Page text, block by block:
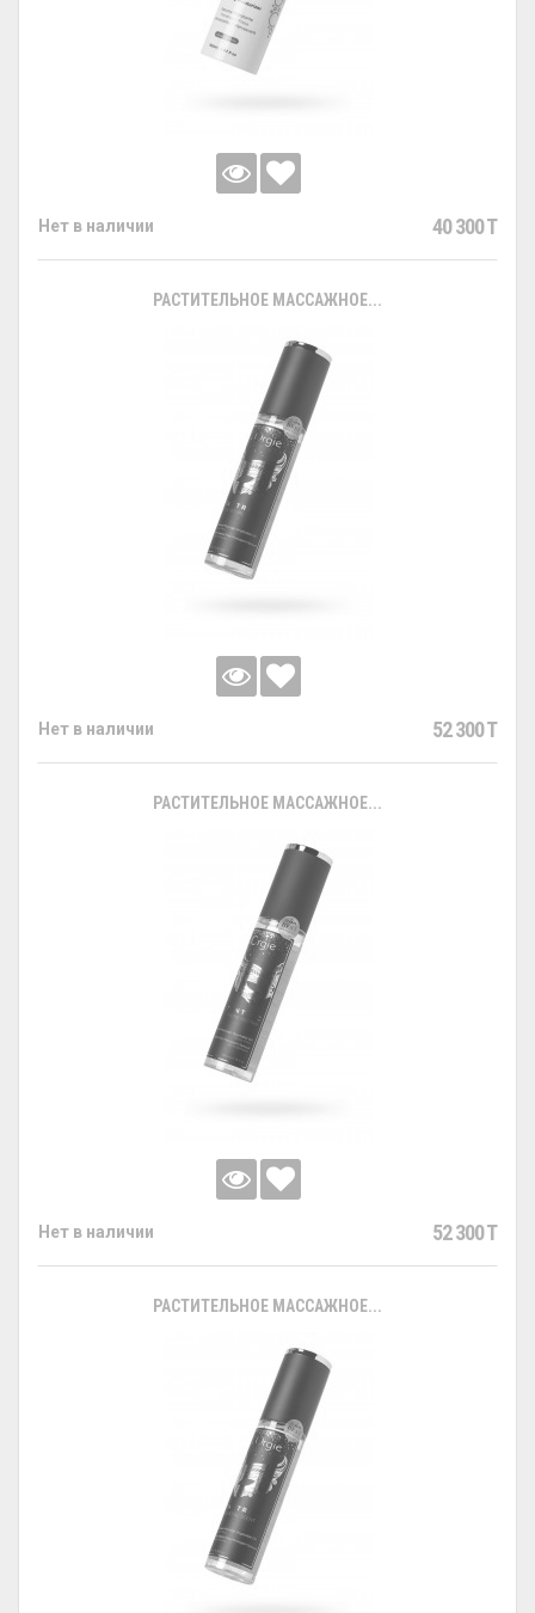
Нет в наличии 40 300 T
РАСТИТЕЛЬНОЕ МАССАЖНОЕ...
Нет в наличии 52 300 T
РАСТИТЕЛЬНОЕ МАССАЖНОЕ...
Нет в наличии 52 300 T
РАСТИТЕЛЬНОЕ МАССАЖНОЕ...